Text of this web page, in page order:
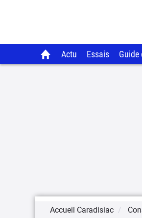
Actu Essais Guide
Accueil Caradisiac